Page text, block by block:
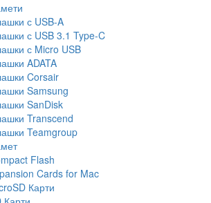
с USB-A
с USB 3.1 Type-C
с Micro USB
ADATA
Corsair
Samsung
SanDisk
Transcend
Teamgroup
Flash
Cards for Mac
Карти